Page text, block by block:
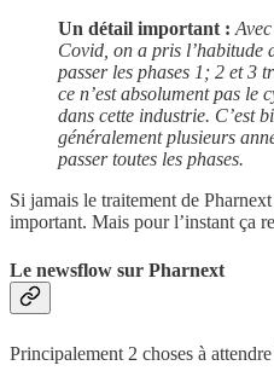
Un détail important :
Covid, on a pris l’habitude
passer les phases 1; 2 et 3
ce n’est absolument pas le
dans cette industrie. C’est
généralement plusieurs
passer toutes les phases.
Si jamais le traitement de
important. Mais pour l’instant ça
Le newsflow sur Pharnext
Principalement 2 choses à attendre